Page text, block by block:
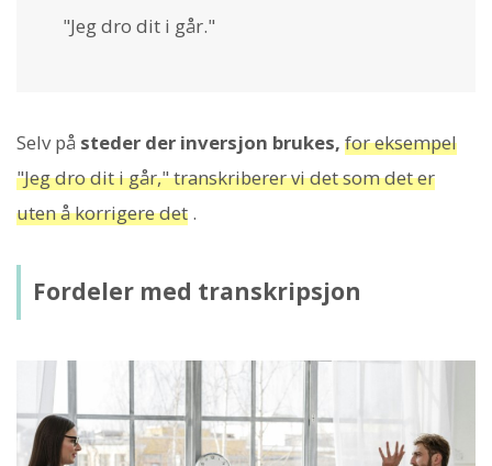
"Jeg dro dit i går."
Selv på steder der inversjon brukes, for eksempel
"Jeg dro dit i går," transkriberer vi det som det er
uten å korrigere det .
Fordeler med transkripsjon